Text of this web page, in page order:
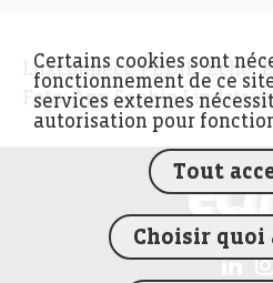
Luxconnect, FEDIL, Echo,
Foto: Ann Sophie
Certains cookies sont
fonctionnement de ce
services externes
autorisation pour
Tout
Choisir quoi